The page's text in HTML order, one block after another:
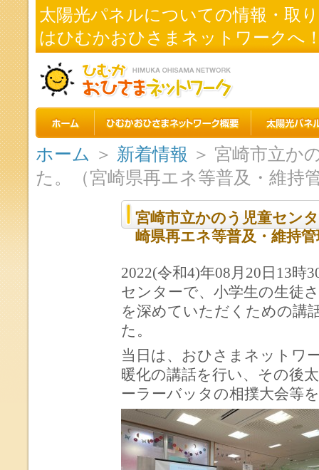
太陽光パネルについての情報・取
はひむかおひさまネットワークへ
ホーム ＞ 新着情報 ＞ 宮崎市立か
た。（宮崎県再エネ等普及・維持
宮崎市立かのう児童セン
崎県再エネ等普及・維持
2022(令和4)年08月20日13時
センターで、小学生の生徒
を深めていただくための講
た。
当日は、おひさまネットワ
暖化の講話を行い、その後
ーラーバッタの相撲大会等